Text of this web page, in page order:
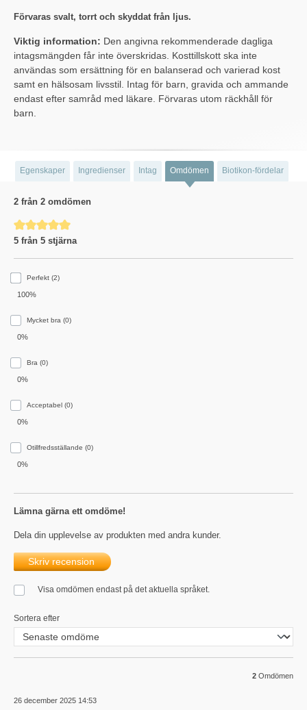
Förvaras svalt, torrt och skyddat från ljus.
Viktig information: Den angivna rekommenderade dagliga
intagsmängden får inte överskridas. Kosttillskott ska inte
användas som ersättning för en balanserad och varierad kost
samt en hälsosam livsstil. Intag för barn, gravida och ammande
endast efter samråd med läkare. Förvaras utom räckhåll för
barn.
Egenskaper Ingredienser Intag Omdömen Biotikon-fördelar
2 från 2 omdömen
Genomsnittligt betyg på 5 av 5 stjärnor
5 från 5 stjärna
Perfekt (2)
100%
Mycket bra (0)
0%
Bra (0)
0%
Acceptabel (0)
0%
Otillfredsställande (0)
0%
Lämna gärna ett omdöme!
Dela din upplevelse av produkten med andra kunder.
Skriv recension
Visa omdömen endast på det aktuella språket.
Sortera efter
2 Omdömen
26 december 2025 14:53